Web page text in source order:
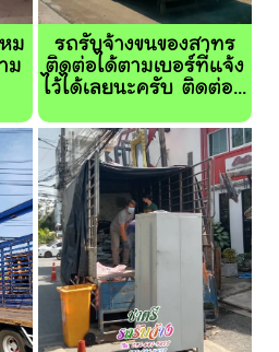
ม
ม
รถรับจ้างขนของสาทร
ติดต่อได้ตามเบอร์ที่แจ้ง
ไว้ได้เลยนะครับ ติดต่อ...